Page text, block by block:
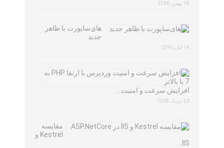
14 بهمن, 1396
های‌ساپورت با ظاهر
جدید
14 آبان, 1396
افزایش سرعت و امنیت…
30 خرداد, 1398
مقایسه
Kestrel و
IIS…